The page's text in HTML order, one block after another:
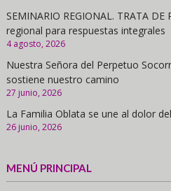
SEMINARIO REGIONAL. TRATA DE
regional para respuestas integrales
4 agosto, 2026
Nuestra Señora del Perpetuo
sostiene nuestro camino
27 junio, 2026
La Familia Oblata se une al dolor
26 junio, 2026
MENÚ PRINCIPAL